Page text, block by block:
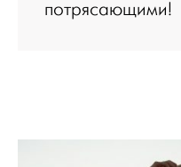
потрясающими!